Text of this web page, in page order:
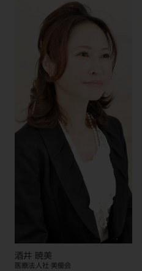
酒井 暁美
医療法人社 美優会